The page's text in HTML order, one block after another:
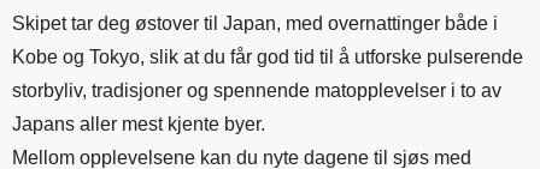
Skipet tar deg østover til Japan, med overnattinger både i
Kobe og Tokyo, slik at du får god tid til å utforske pulserende
storbyliv, tradisjoner og spennende matopplevelser i to av
Japans aller mest kjente byer.
Mellom opplevelsene kan du nyte dagene til sjøs med